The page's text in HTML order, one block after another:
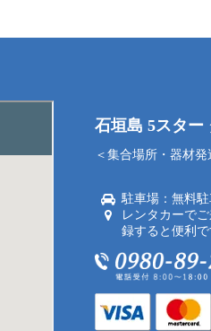
石垣島 5スター
＜集合場所・器材
駐車場：無料
レンタカーで
録すると便利で